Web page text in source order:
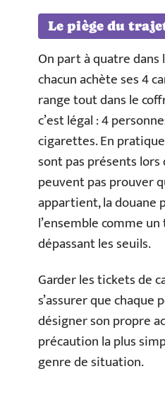
Le piège du
On part à quatre
chacun achète ses 4
range tout dans le
c’est légal : 4
cigarettes. En
sont pas présents
peuvent pas prouver
appartient, la douane
l’ensemble comme
dépassant les seuils.
Garder les tickets de
s’assurer que chaque
désigner son propre
précaution la plus
genre de situation.